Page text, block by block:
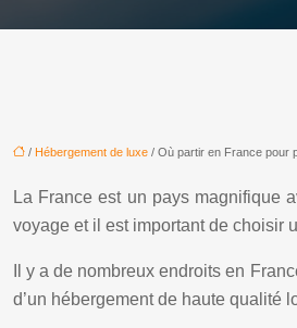
/ Hébergement de luxe / Où partir en France pour
La France est un pays magnifique
voyage et il est important de choisir
Il y a de nombreux endroits en
d’un hébergement de haute qualité